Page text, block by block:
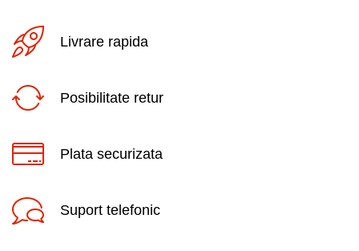
Livrare rapida
Posibilitate retur
Plata securizata
Suport telefonic